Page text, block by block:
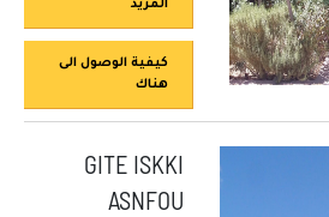
المزيد
كيفية الوصول الى
هناك
GITE ISKKI
ASNFOU